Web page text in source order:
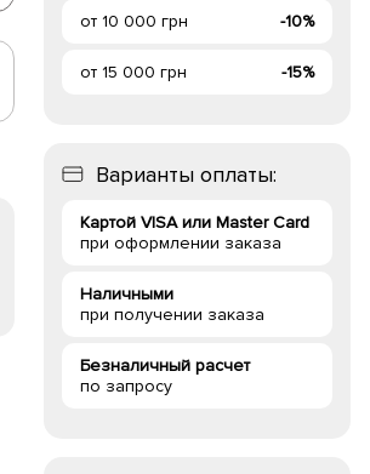
от 10 000 грн -10%
от 15 000 грн -15%
Варианты оплаты:
Картой VISA или Master Card
при оформлении заказа
Наличными
при получении заказа
Безналичный расчет
по запросу